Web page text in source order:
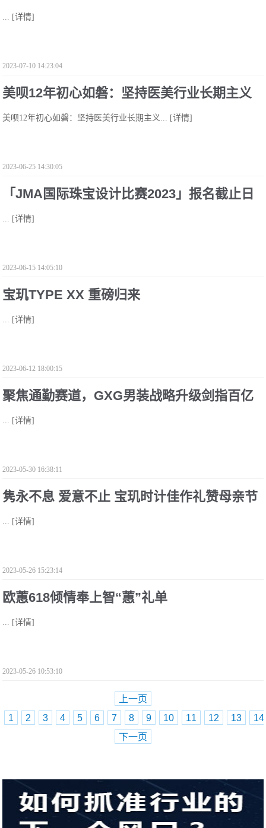
... [详情]
2023-07-10 14:23:04
美呗12年初心如磐：坚持医美行业长期主义
美呗12年初心如磐：坚持医美行业长期主义... [详情]
2023-06-25 14:30:05
「JMA国际珠宝设计比赛2023」报名截止日
... [详情]
2023-06-15 14:05:10
宝玑TYPE XX 重磅归来
... [详情]
2023-06-12 18:00:15
聚焦通勤赛道，GXG男装战略升级剑指百亿
... [详情]
2023-05-30 16:38:11
隽永不息 爱意不止 宝玑时计佳作礼赞母亲节
... [详情]
2023-05-26 15:23:14
欧蕙618倾情奉上智“蕙”礼单
... [详情]
2023-05-26 10:53:10
上一页
1
2 3 4 5 6 7 8 9 10 11 12 13
14
下一页